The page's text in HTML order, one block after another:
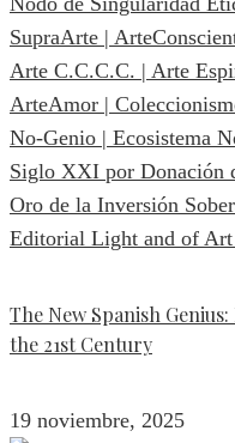
The New Spanish
the 21st Century
19 noviembre, 2025